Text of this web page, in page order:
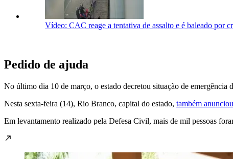
Vídeo: CAC reage a tentativa de assalto e é baleado por
Pedido de ajuda
No último dia 10 de março, o estado decretou situação de emergência
Nesta sexta-feira (14), Rio Branco, capital do estado, também
Em levantamento realizado pela Defesa Civil, mais de mil pessoas